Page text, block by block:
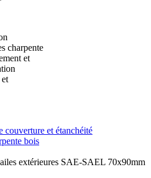
charpente
et
couverture et étanchéité
bois
extérieures SAE-SAEL 70x90mm